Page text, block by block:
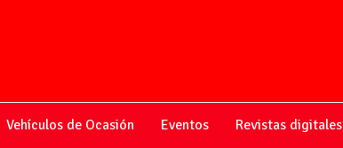
Vehículos de Ocasión Eventos Revistas digitales